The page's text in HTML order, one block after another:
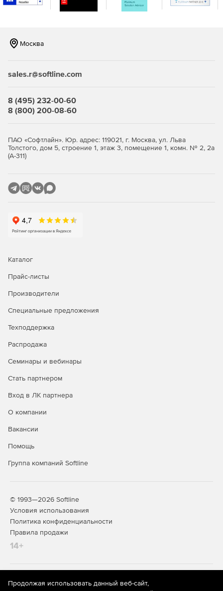
Москва
sales.r@softline.com
8 (495) 232-00-60
8 (800) 200-08-60
ПАО «Софтлайн». Юр. адрес: 119021, г. Москва, ул. Льва
Толстого, дом 5, строение 1, этаж 3, помещение 1, комн. № 2, 2а
(А-311)
Каталог
Прайс-листы
Производители
Специальные предложения
Техподдержка
Распродажа
Семинары и вебинары
Стать партнером
Вход в ЛК партнера
О компании
Вакансии
Помощь
Группа компаний Softline
© 1993—2026 Softline
Условия использования
Политика конфиденциальности
Правила продажи
14+
На информационном ресурсе store.softline.ru применяются
рекомендательные технологии
(информационные технологии
Продолжая использовать данный веб-сайт,